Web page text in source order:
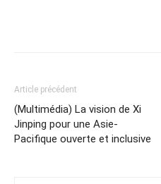
Article précédent
(Multimédia) La vision de Xi
Jinping pour une Asie-
Pacifique ouverte et inclusive